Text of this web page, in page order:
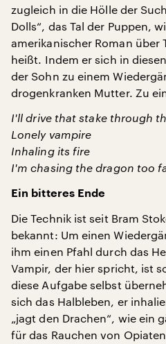
zugleich in die Hölle der
Dolls“, das Tal der Puppen,
amerikanischer Roman über
heißt. Indem er sich in
der Sohn zu einem
drogenkranken Mutter. Zu
I'll drive that stake through
Lonely vampire
Inhaling its fire
I'm chasing the dragon too
Ein bitteres Ende
Die Technik ist seit Bram
bekannt: Um einen
ihm einen Pfahl durch das
Vampir, der hier spricht, ist
diese Aufgabe selbst
sich das Halbleben, er
„jagt den Drachen“, wie ein
für das Rauchen von